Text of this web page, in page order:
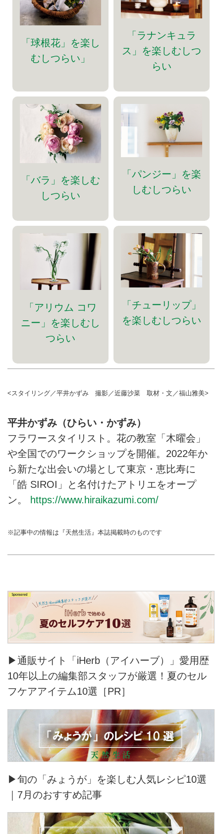
「球根花」を楽し
むしつらい」
「ラナンキュラ
ス」を楽しむしつ
らい
「バラ」を楽しむ
しつらい
「パンジー」を楽
しむしつらい
「アリウム コワ
ニー」を楽しむし
つらい
「チューリップ」
を楽しむしつらい
<スタイリング／平井かずみ 撮影／近藤沙菜 取材・文／福山雅美>
平井かずみ（ひらい・かずみ）
フラワースタイリスト。花の教室「木曜会」
や全国でのワークショップを開催。2022年か
ら新たな出会いの場として東京・恵比寿に
「皓 SIROI」と名付けたアトリエをオープ
ン。
https://www.hiraikazumi.com/
※記事中の情報は『天然生活』本誌掲載時のものです
▶通販サイト「iHerb（アイハーブ）」愛用歴
10年以上の編集部スタッフが厳選！夏のセル
フケアアイテム10選［PR］
▶旬の「みょうが」を楽しむ人気レシピ10選
｜7月のおすすめ記事